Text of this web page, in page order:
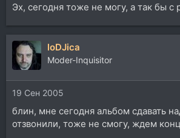
Эх, сегодня тоже не могу, а так бы с
loDJica
Moder-Inquisitor
19 Сен 2005
блин, мне сегодня альбом сдавать
отзвонили, тоже не смогу, ждем